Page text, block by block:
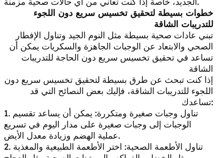
خطوات بسيطة لتحقيق تخسيس سريع دون اللجوء
للتدريبات الشاقة
تبني عادات صحية بسيطة مثل النوم الجيد وتناول الإفطار
الصحي والابتعاد عن الوجبات الجاهزة والسكريات يمكن أن
تساعد في تحقيق تخسيس سريع دون الحاجة للتدريبات
الشاقة
إذا كنت تبحث عن طرق بسيطة لتحقيق تخسيس سريع دون
اللجوء للتدريبات الشاقة، فإليك بعض النصائح التي قد
تساعدك:
1. تناول وجبات صغيرة ومتكررة: يمكن أن يساعد تقسيم
الوجبات إلى وجبات صغيرة على مدار اليوم في تسريع
عملية الهضم وزيادة معدل الأيض.
2. تناول الأطعمة الصحية: اختر الأطعمة الطبيعية والمغذية